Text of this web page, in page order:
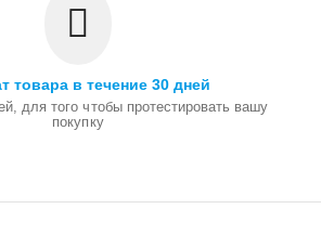
товара в течение 30 дней
для того чтобы протестировать вашу
покупку